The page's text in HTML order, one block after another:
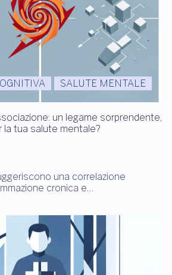
SALUTE MENTALE
un legame sorprendente,
la tua salute mentale?
una correlazione
cronica e…